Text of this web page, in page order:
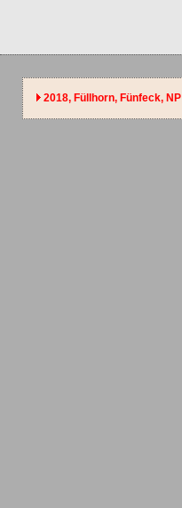
2018, Füllhorn, Fünfeck, NP